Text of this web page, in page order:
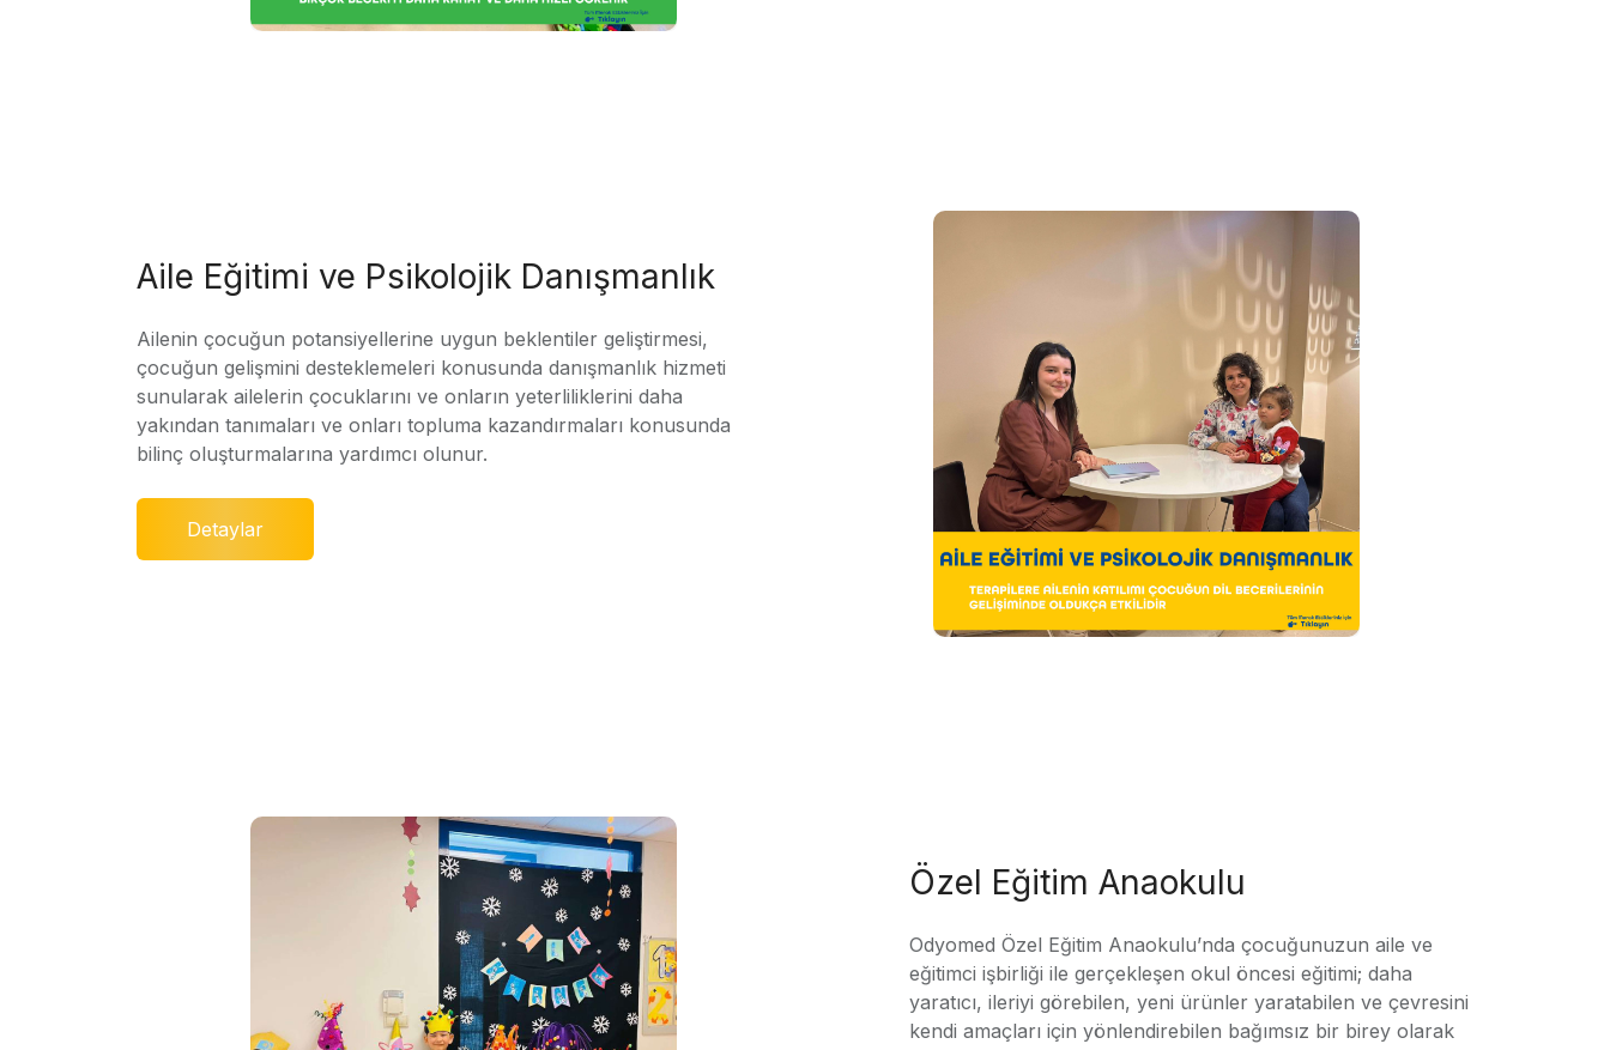
Aile Eğitimi ve Psikolojik Danışmanlık
Ailenin çocuğun potansiyellerine uygun beklentiler geliştirmesi,
çocuğun gelişmini desteklemeleri konusunda danışmanlık hizmeti
sunularak ailelerin çocuklarını ve onların yeterliliklerini daha
yakından tanımaları ve onları topluma kazandırmaları konusunda
bilinç oluşturmalarına yardımcı olunur.
Detaylar
Özel Eğitim Anaokulu
Odyomed Özel Eğitim Anaokulu’nda çocuğunuzun aile ve
eğitimci işbirliği ile gerçekleşen okul öncesi eğitimi; daha
yaratıcı, ileriyi görebilen, yeni ürünler yaratabilen ve çevresini
kendi amaçları için yönlendirebilen bağımsız bir birey olarak